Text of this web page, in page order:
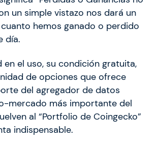
un simple vistazo nos dará un
hemos ganado o perdido
día.
en el uso, su condición gratuita,
de opciones que ofrece
del agregador de datos
mercado más importante del
al “Portfolio de Coingecko”
indispensable.